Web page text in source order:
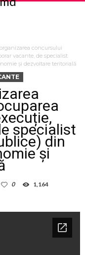
concursului
vacante, de specialist
și dezvoltare teritorială
specialist
din
și
0 1,164